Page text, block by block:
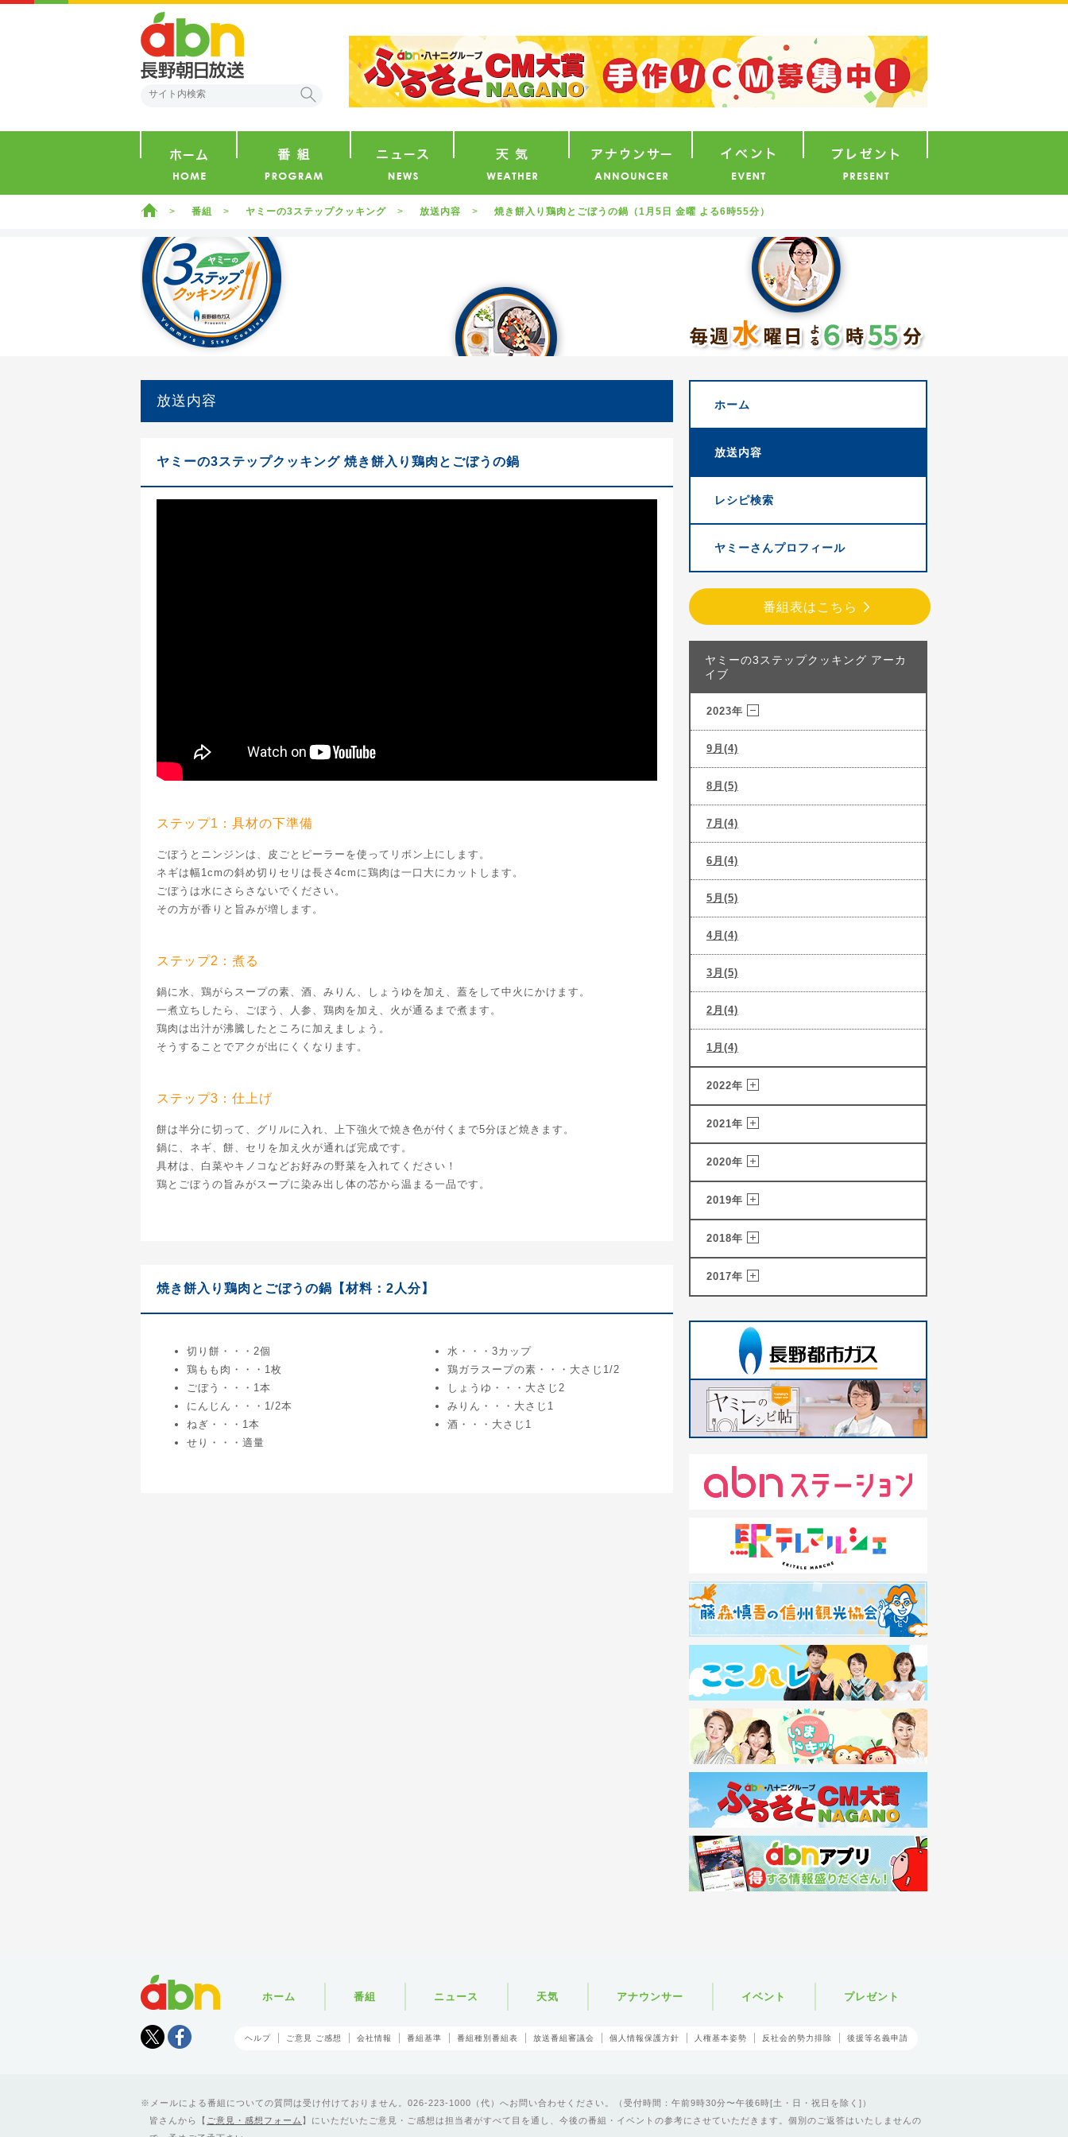
ホーム 番組 ヤミーの3ステップクッキング 放送内容 焼き餅入り鶏肉とごぼうの鍋（1月5日 金曜 よる6時55分）
放送内容
ヤミーの3ステップクッキング 焼き餅入り鶏肉とごぼうの鍋
ステップ1：具材の下準備
ごぼうとニンジンは、皮ごとピーラーを使ってリボン上にします。
ネギは幅1cmの斜め切りセリは長さ4cmに鶏肉は一口大にカットします。
ごぼうは水にさらさないでください。
その方が香りと旨みが増します。
ステップ2：煮る
鍋に水、鶏がらスープの素、酒、みりん、しょうゆを加え、蓋をして中火にかけます。
一煮立ちしたら、ごぼう、人参、鶏肉を加え、火が通るまで煮ます。
鶏肉は出汁が沸騰したところに加えましょう。
そうすることでアクが出にくくなります。
ステップ3：仕上げ
餅は半分に切って、グリルに入れ、上下強火で焼き色が付くまで5分ほど焼きます。
鍋に、ネギ、餅、セリを加え火が通れば完成です。
具材は、白菜やキノコなどお好みの野菜を入れてください！
鶏とごぼうの旨みがスープに染み出し体の芯から温まる一品です。
焼き餅入り鶏肉とごぼうの鍋【材料：2人分】
切り餅・・・2個
鶏もも肉・・・1枚
ごぼう・・・1本
にんじん・・・1/2本
ねぎ・・・1本
せり・・・適量
水・・・3カップ
鶏ガラスープの素・・・大さじ1/2
しょうゆ・・・大さじ2
みりん・・・大さじ1
酒・・・大さじ1
ホーム
放送内容
レシピ検索
ヤミーさんプロフィール
番組表はこちら
ヤミーの3ステップクッキング アーカ
イブ
2023年
9月(4)
8月(5)
7月(4)
6月(4)
5月(5)
4月(4)
3月(5)
2月(4)
1月(4)
2022年
2021年
2020年
2019年
2018年
2017年
Tweet
ホーム 番組 ニュース 天気 アナウンサー イベント プレゼント
ヘルプ ご意見 ご感想 会社情報 番組基準 番組種別番組表 放送番組審議会 個人情報保護方針 人権基本姿勢 反社会的勢力排除 後援等名義申請
メールによる番組についての質問は受け付けておりません。026-223-1000（代）へお問い合わせください。（受付時間：午前9時30分〜午後6時[土・日・祝日を除く]）
皆さんから【 ご意見・感想フォーム 】にいただいたご意見・ご感想は担当者がすべて目を通し、今後の番組・イベントの参考にさせていただきます。個別のご返答はいたしませんの